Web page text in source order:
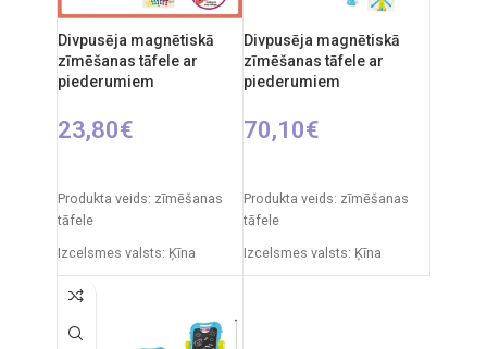
Divpusēja magnētiskā
zīmēšanas tāfele ar
piederumiem
23,80€
Produkta veids: zīmēšanas
tāfele
Izcelsmes valsts: Ķīna
35 cm
Produkta izmēri: 33,5 x 32 x
Divpusēja magnētiskā
zīmēšanas tāfele ar
piederumiem
70,10€
Produkta veids: zīmēšanas
tāfele
Izcelsmes valsts: Ķīna